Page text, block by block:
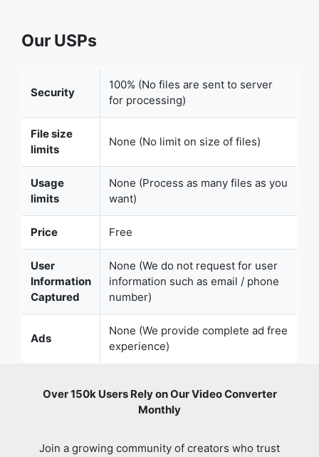
Our USPs
Security
100% (No files are sent to server
for processing)
File size
limits
None (No limit on size of files)
Usage
limits
None (Process as many files as you
want)
Price Free
User
Information
Captured
None (We do not request for user
information such as email / phone
number)
Ads
None (We provide complete ad free
experience)
Over 150k Users Rely on Our Video Converter
Monthly
Join a growing community of creators who trust